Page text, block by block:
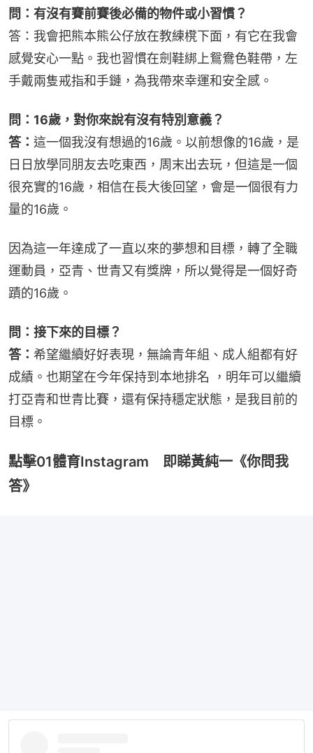
問：有沒有賽前賽後必備的物件或小習慣？
答：我會把熊本熊公仔放在教練櫈下面，有它在我會
感覺安心一點。我也習慣在劍鞋綁上鴛鴦色鞋帶，左
手戴兩隻戒指和手鏈，為我帶來幸運和安全感。
問：16歲，對你來說有沒有特別意義？
答： 這一個我沒有想過的16歲。以前想像的16歲，是
日日放學同朋友去吃東西，周末出去玩，但這是一個
很充實的16歲，相信在長大後回望，會是一個很有力
量的16歲。
因為這一年達成了一直以來的夢想和目標，轉了全職
運動員，亞青、世青又有獎牌，所以覺得是一個好奇
蹟的16歲。
問：接下來的目標？
答： 希望繼續好好表現，無論青年組、成人組都有好
成績。也期望在今年保持到本地排名 ，明年可以繼續
打亞青和世青比賽，還有保持穩定狀態，是我目前的
目標。
點擊01體育Instagram 即睇黃純一《你問我
答》